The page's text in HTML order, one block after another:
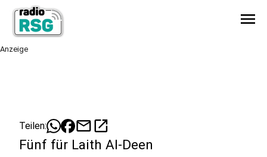
menu
Anzeige
Teilen: mailopen_in_new
Fünf für Laith Al-Deen